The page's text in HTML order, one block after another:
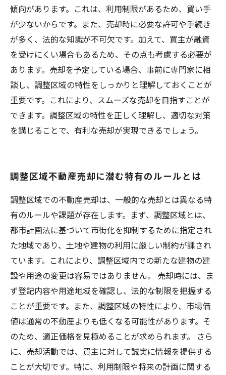
傾向があります。これは、利用制限があるため、買い手
が少ないからです。また、売却時に必要な許可や手続き
が多く、法的な知識が不可欠です。加えて、買主が融資
を受けにくい場合もあるため、その点も考慮する必要が
あります。売却を予定している場合、事前に専門家に相
談し、調整区域の特性をしっかりと理解しておくことが
重要です。これにより、スムーズな売却を目指すことが
できます。調整区域の特性を正しく理解し、適切な対策
を講じることで、有利な売却が実現できるでしょう。
調整区域不動産売却に潜む特有のルールとは
調整区域での不動産売却は、一般的な売却とは異なる特
有のルールや課題が存在します。まず、調整区域とは、
都市計画法に基づいて市街化を抑制するために指定され
た地域であり、土地や建物の利用に厳しい制約が課され
ています。これにより、調整区域内での新たな建物の建
設や用途の変更は容易ではありません。 売却時には、ま
ず登記内容や用途地域を確認し、法的な制限を把握する
ことが重要です。また、調整区域の特性により、市場価
値は通常の不動産よりも低くなる可能性があります。そ
のため、適正価格を見極めることが求められます。 さら
に、売却活動では、買主に対して誠実に情報を提供する
ことが大切です。特に、利用制限や将来の計画に関する